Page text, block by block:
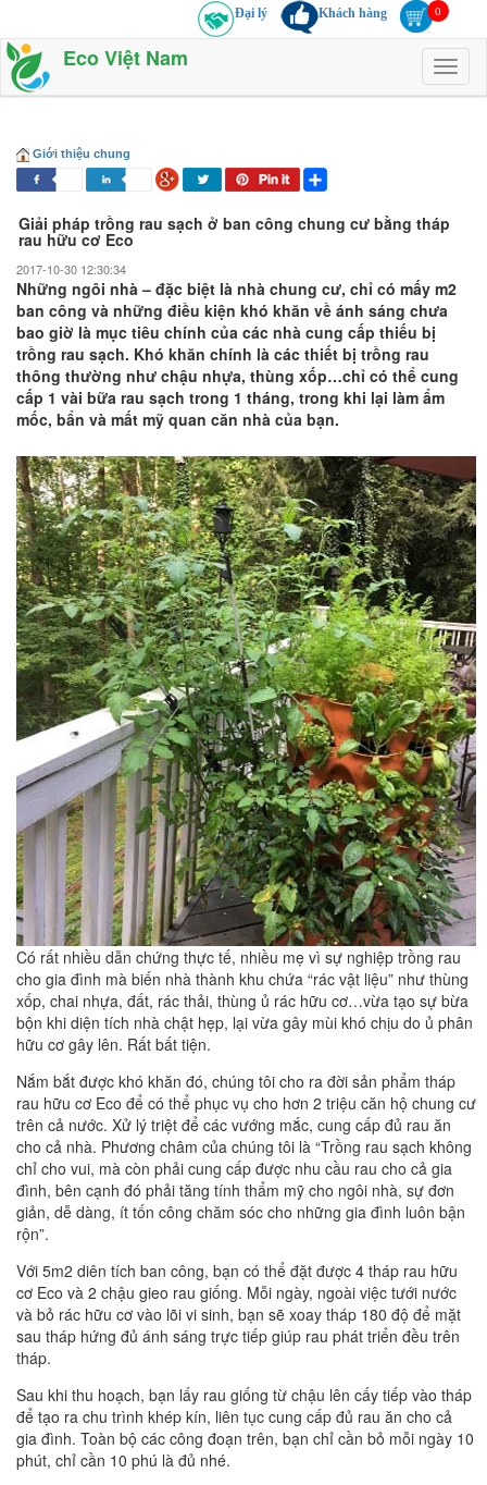
Đại lý Khách hàng
Eco Việt Nam
Giới thiệu chung
Giải pháp trồng rau sạch ở ban công chung cư bằng tháp
rau hữu cơ Eco
2017-10-30 12:30:34
Những ngôi nhà – đặc biệt là nhà chung cư, chỉ có mấy m2
ban công và những điều kiện khó khăn về ánh sáng chưa
bao giờ là mục tiêu chính của các nhà cung cấp thiếu bị
trồng rau sạch. Khó khăn chính là các thiết bị trồng rau
thông thường như chậu nhựa, thùng xốp…chỉ có thể cung
cấp 1 vài bữa rau sạch trong 1 tháng, trong khi lại làm ẩm
mốc, bẩn và mất mỹ quan căn nhà của bạn.
Có rất nhiều dẫn chứng thực tế, nhiều mẹ vì sự nghiệp trồng rau
cho gia đình mà biến nhà thành khu chứa “rác vật liệu” như thùng
xốp, chai nhựa, đất, rác thải, thùng ủ rác hữu cơ…vừa tạo sự bừa
bộn khi diện tích nhà chật hẹp, lại vừa gây mùi khó chịu do ủ phân
hữu cơ gây lên. Rất bất tiện.
Nắm bắt được khó khăn đó, chúng tôi cho ra đời sản phẩm tháp
rau hữu cơ Eco để có thể phục vụ cho hơn 2 triệu căn hộ chung cư
trên cả nước. Xử lý triệt để các vướng mắc, cung cấp đủ rau ăn
cho cả nhà. Phương châm của chúng tôi là “Trồng rau sạch không
chỉ cho vui, mà còn phải cung cấp được nhu cầu rau cho cả gia
đình, bên cạnh đó phải tăng tính thẩm mỹ cho ngôi nhà, sự đơn
giản, dễ dàng, ít tốn công chăm sóc cho những gia đình luôn bận
rộn”.
Với 5m2 diên tích ban công, bạn có thể đặt được 4 tháp rau hữu
cơ Eco và 2 chậu gieo rau giống. Mỗi ngày, ngoài việc tưới nước
và bỏ rác hữu cơ vào lõi vi sinh, bạn sẽ xoay tháp 180 độ để mặt
sau tháp hứng đủ ánh sáng trực tiếp giúp rau phát triển đều trên
tháp.
Sau khi thu hoạch, bạn lấy rau giống từ chậu lên cấy tiếp vào tháp
để tạo ra chu trình khép kín, liên tục cung cấp đủ rau ăn cho cả
gia đình. Toàn bộ các công đoạn trên, bạn chỉ cần bỏ mỗi ngày 10
phút, chỉ cần 10 phú là đủ nhé.